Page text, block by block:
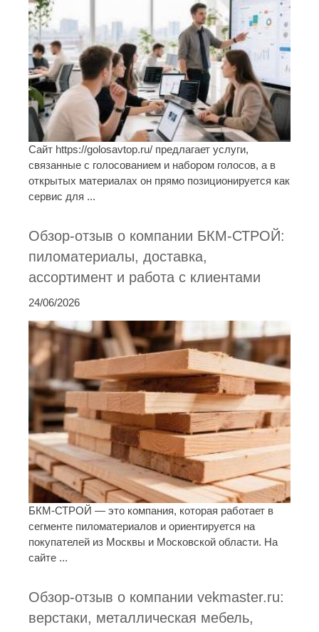
Сайт https://golosavtop.ru/ предлагает услуги,
связанные с голосованием и набором голосов, а в
открытых материалах он прямо позиционируется как
сервис для ...
Обзор-отзыв о компании БКМ-СТРОЙ:
пиломатериалы, доставка,
ассортимент и работа с клиентами
24/06/2026
БКМ-СТРОЙ — это компания, которая работает в
сегменте пиломатериалов и ориентируется на
покупателей из Москвы и Московской области. На
сайте ...
Обзор-отзыв о компании vekmaster.ru:
верстаки, металлическая мебель,